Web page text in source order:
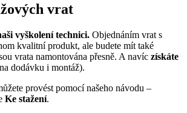
vrat
vyškolení technici. Objednáním vrat s
kvalitní produkt, ale budete mít také
vrata namontována přesně. A navíc získáte
dodávku i montáž).
provést pomocí našeho návodu –
Ke stažení.